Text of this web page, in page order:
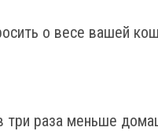
о весе вашей
раза меньше